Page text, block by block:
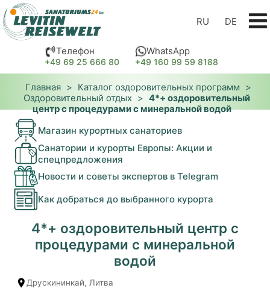
Телефон
+49 69 25 666 80
WhatsApp
+49 160 99 59 8188
RU DE
Главная > Каталог оздоровительных программ >
Оздоровительный отдых > 4*+ оздоровительный
центр с процедурами с минеральной водой
Магазин курортных санаториев
Санатории и курорты Европы: Акции и
спецпредложения
Новости и советы экспертов в Telegram
Как добраться до выбранного курорта
4*+ оздоровительный центр с
процедурами с минеральной
водой
Друскининкай, Литва